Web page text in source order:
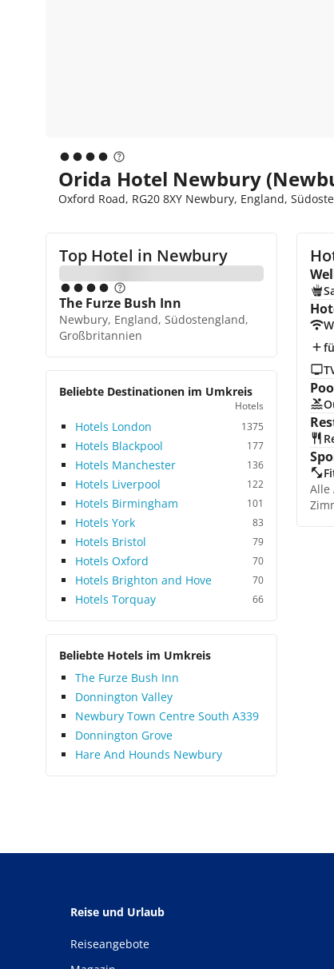
Orida Hotel Newbury
Oxford Road, RG20 8XY Newbury, England,
Top Hotel in Newbury
The Furze Bush Inn
Newbury, England, Südostengland,
Großbritannien
Beliebte Destinationen im Umkreis
Hotels
Hotels London 1375
Hotels Blackpool 177
Hotels Manchester 136
Hotels Liverpool 122
Hotels Birmingham 101
Hotels York 83
Hotels Bristol 79
Hotels Oxford 70
Hotels Brighton and Hove 70
Hotels Torquay 66
Beliebte Hotels im Umkreis
The Furze Bush Inn
Donnington Valley
Newbury Town Centre South A339
Donnington Grove
Hare And Hounds Newbury
Alle
Reise und Urlaub
Reiseangebote